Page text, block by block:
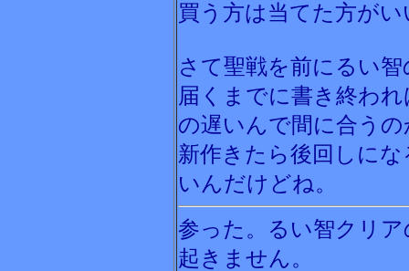
買う方は当てた方が
さて聖戦を前にるい
届くまでに書き終わ
の遅いんで間に合う
新作きたら後回しに
いんだけどね。
参った。るい智クリ
起きません。